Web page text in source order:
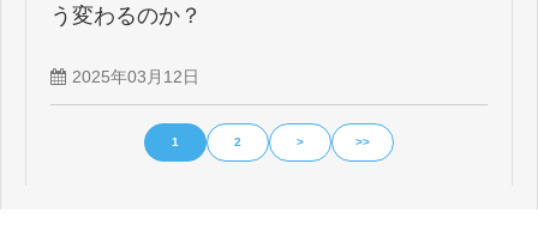
う変わるのか？
2025年03月12日
1 2 > >>